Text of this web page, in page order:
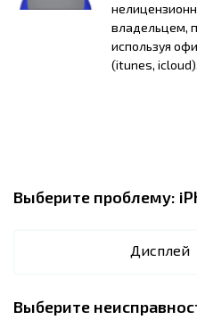
владельцем,
используя
(itunes, icloud).
Выберите проблему:
Дисплей
Выберите